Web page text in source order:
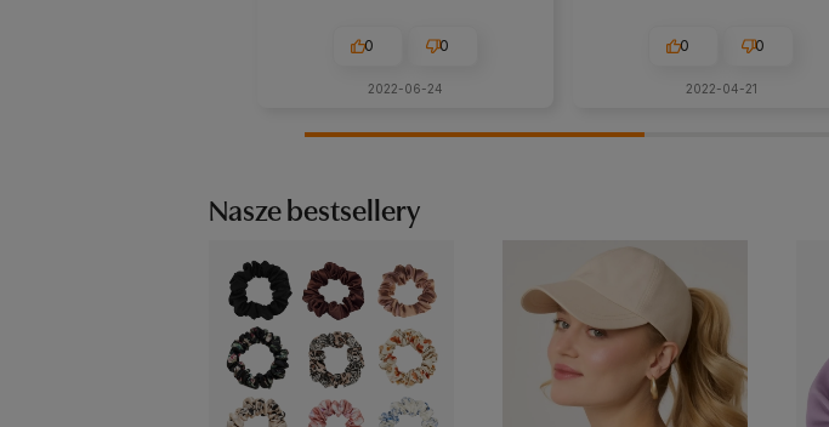
0 0
2022-06-24
0 0
2022-04-21
Nasze bestsellery